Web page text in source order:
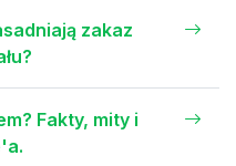
zakaz
Fakty, mity i